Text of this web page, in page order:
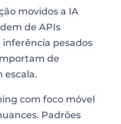
movidos a IA
de APIs
pesados
de
escala.
com foco móvel
Padrões